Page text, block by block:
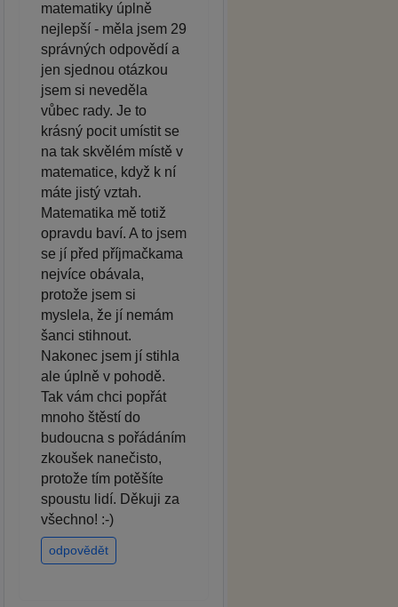
matematiky úplně
nejlepší - měla jsem 29
správných odpovědí a
jen sjednou otázkou
jsem si neveděla
vůbec rady. Je to
krásný pocit umístit se
na tak skvělém místě v
matematice, když k ní
máte jistý vztah.
Matematika mě totiž
opravdu baví. A to jsem
se jí před příjmačkama
nejvíce obávala,
protože jsem si
myslela, že jí nemám
šanci stihnout.
Nakonec jsem jí stihla
ale úplně v pohodě.
Tak vám chci popřát
mnoho štěstí do
budoucna s pořádáním
zkoušek nanečisto,
protože tím potěšíte
spoustu lidí. Děkuji za
všechno! :-)
odpovědět